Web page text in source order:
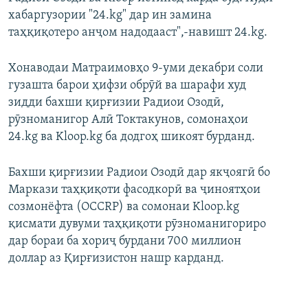
хабаргузории "24.kg" дар ин замина
таҳқиқотеро анҷом надодааст",-навишт 24.kg.
Хонаводаи Матраимовҳо 9-уми декабри соли
гузашта барои ҳифзи обрӯй ва шарафи худ
зидди бахши қирғизии Радиои Озодӣ,
рӯзноманигор Алӣ Токтакунов, сомонаҳои
24.kg ва Kloop.kg ба додгоҳ шикоят бурданд.
Бахши қирғизии Радиои Озодӣ дар якҷоягӣ бо
Маркази таҳқиқоти фасодкорӣ ва ҷиноятҳои
созмонёфта (OCCRP) ва сомонаи Kloop.kg
қисмати дувуми таҳқиқоти рӯзноманигориро
дар бораи ба хориҷ бурдани 700 миллион
доллар аз Қирғизистон нашр карданд.